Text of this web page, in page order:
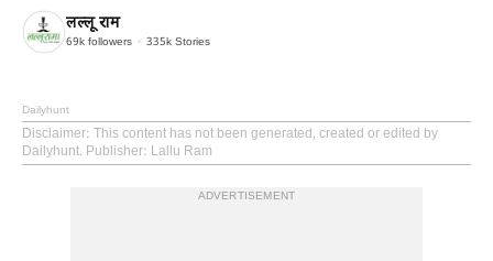
लल्लू राम
69k followers 335k Stories
Dailyhunt
Disclaimer: This content has not been generated, created or edited by
Dailyhunt. Publisher: Lallu Ram
ADVERTISEMENT